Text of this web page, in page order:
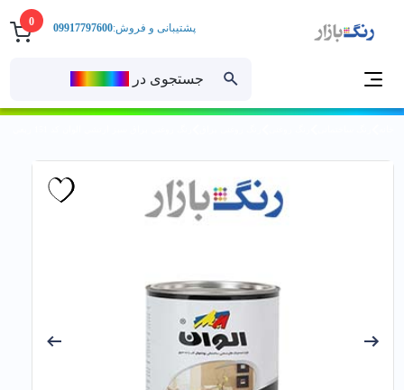
0
جستجوی در
پشتیبانی و فروش:09917797600